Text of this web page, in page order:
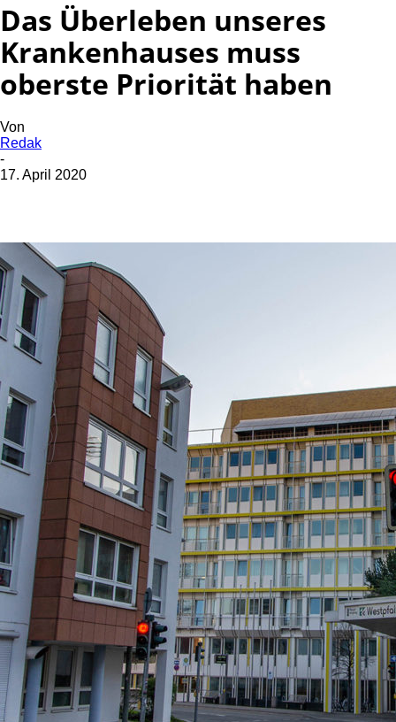
Das Überleben unseres
Krankenhauses muss
oberste Priorität haben
Von
Redak
-
17. April 2020